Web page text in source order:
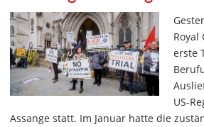
Royal
erste
US-
Assange statt. Im Januar hatte die